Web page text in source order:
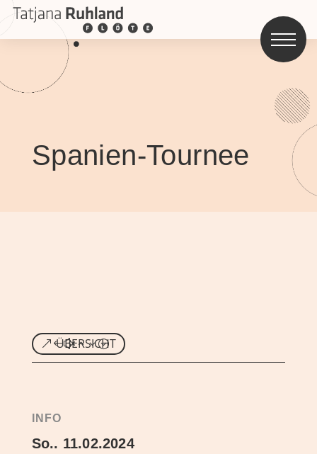
Spanien-Tournee
ÜBERSICHT
INFO
So.. 11.02.2024